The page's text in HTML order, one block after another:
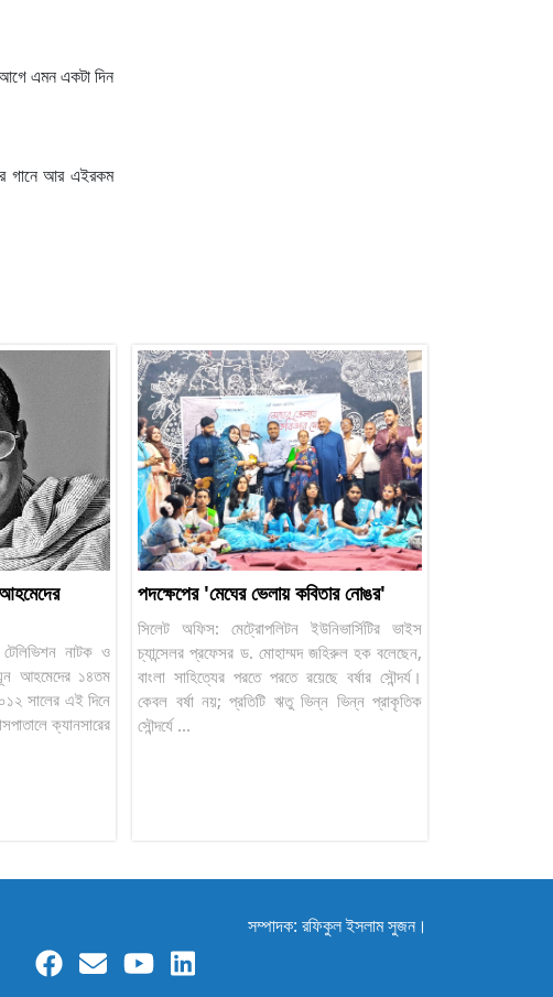
আগে এমন একটা দিন
গানে আর এইরকম
টেলিভিশন নাটক ও
আহমেদের ১৪তম
সালের এই দিনে
ক্যানসারের
পদক্ষেপের 'মেঘের ভেলায় কবিতার নোঙর'
সিলেট অফিস: মেট্রোপলিটন ইউনিভার্সিটির ভাইস
চ্যান্সেলর প্রফেসর ড. মোহাম্মদ জহিরুল হক বলেছেন,
বাংলা সাহিত্যের পরতে পরতে রয়েছে বর্ষার সৌন্দর্য।
কেবল বর্ষা নয়; প্রতিটি ঋতু ভিন্ন ভিন্ন প্রাকৃতিক
সৌন্দর্যে ...
সম্পাদক: রফিকুল ইসলাম সুজন।